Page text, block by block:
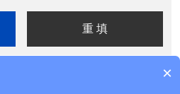
×